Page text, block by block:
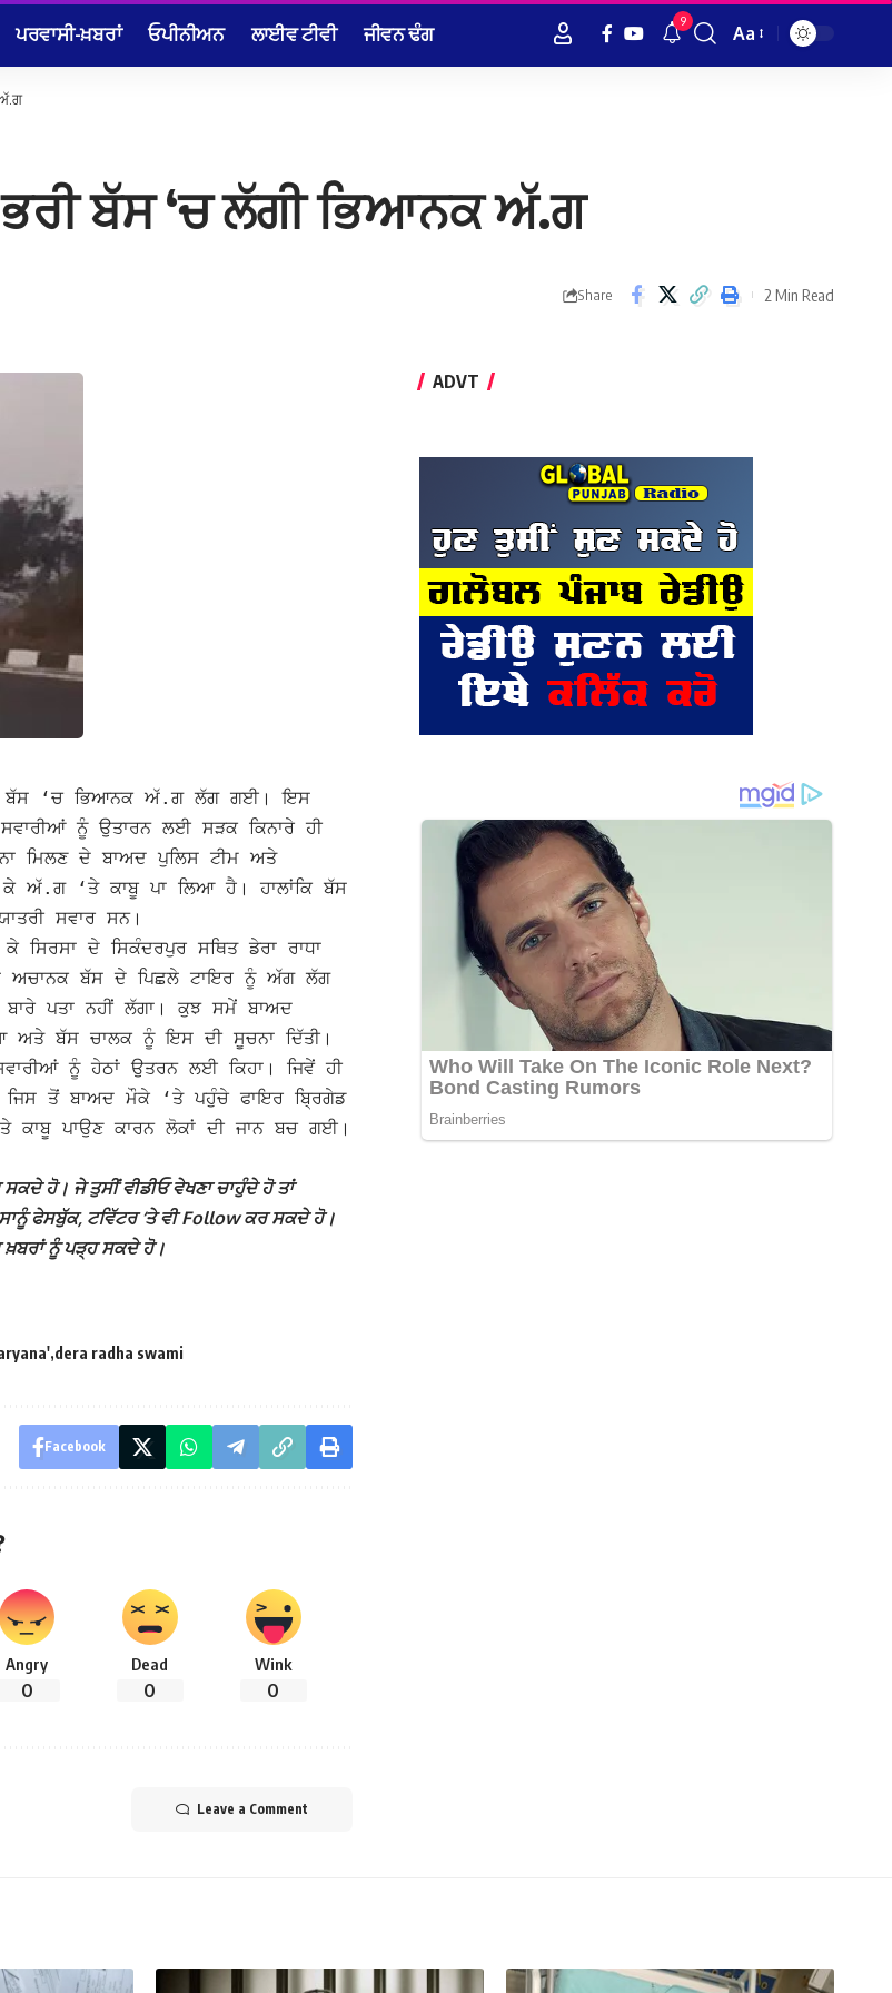
ਪਰਵਾਸੀ-ਖ਼ਬਰਾਂ ਓਪੀਨੀਅਨ ਲਾਈਵ ਟੀਵੀ ਜੀਵਨ ਢੰਗ 9
Font
Aa
ਬੱਸ ‘ਚ ਲੱਗੀ ਭਿਆਨਕ ਅੱ.ਗ
Share 2 Min Read
ਬੱਸ ‘ਚ ਭਿਆਨਕ ਅੱ.ਗ ਲੱਗ ਗਈ। ਇਸ
ਨੂੰ ਉਤਾਰਨ ਲਈ ਸੜਕ ਕਿਨਾਰੇ ਹੀ
ਮਿਲਣ ਦੇ ਬਾਅਦ ਪੁਲਿਸ ਟੀਮ ਅਤੇ
ਅੱ.ਗ ‘ਤੇ ਕਾਬੂ ਪਾ ਲਿਆ ਹੈ। ਹਾਲਾਂਕਿ ਬੱਸ
ਸਵਾਰ ਸਨ।
ਸਿਰਸਾ ਦੇ ਸਿਕੰਦਰਪੁਰ ਸਥਿਤ ਡੇਰਾ ਰਾਧਾ
ਅਚਾਨਕ ਬੱਸ ਦੇ ਪਿਛਲੇ ਟਾਇਰ ਨੂੰ ਅੱਗ ਲੱਗ
ਪਤਾ ਨਹੀਂ ਲੱਗਾ। ਕੁਝ ਸਮੇਂ ਬਾਅਦ
ਅਤੇ ਬੱਸ ਚਾਲਕ ਨੂੰ ਇਸ ਦੀ ਸੂਚਨਾ ਦਿੱਤੀ।
ਨੂੰ ਹੇਠਾਂ ਉਤਰਨ ਲਈ ਕਿਹਾ। ਜਿਵੇਂ ਹੀ
ਤੋਂ ਬਾਅਦ ਮੌਕੇ ‘ਤੇ ਪਹੁੰਚੇ ਫਾਇਰ ਬ੍ਰਿਗੇਡ
ਪਾਉਣ ਕਾਰਨ ਲੋਕਾਂ ਦੀ ਜਾਨ ਬਚ ਗਈ।
ਹੋ। ਜੇ ਤੁਸੀਂ ਵੀਡੀਓ ਵੇਖਣਾ ਚਾਹੁੰਦੇ ਹੋ ਤਾਂ
ਫੇਸਬੁੱਕ, ਟਵਿੱਟਰ ‘ਤੇ ਵੀ Follow ਕਰ ਸਕਦੇ ਹੋ।
ਖ਼ਬਰਾਂ ਨੂੰ ਪੜ੍ਹ ਸਕਦੇ ਹੋ।
dera radha swami
Facebook
Angry
0
Dead
0
Wink
0
Leave a Comment
ADVT